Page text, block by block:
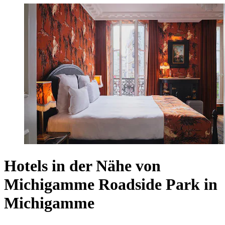
Hotels in der Nähe von
Michigamme Roadside Park in
Michigamme